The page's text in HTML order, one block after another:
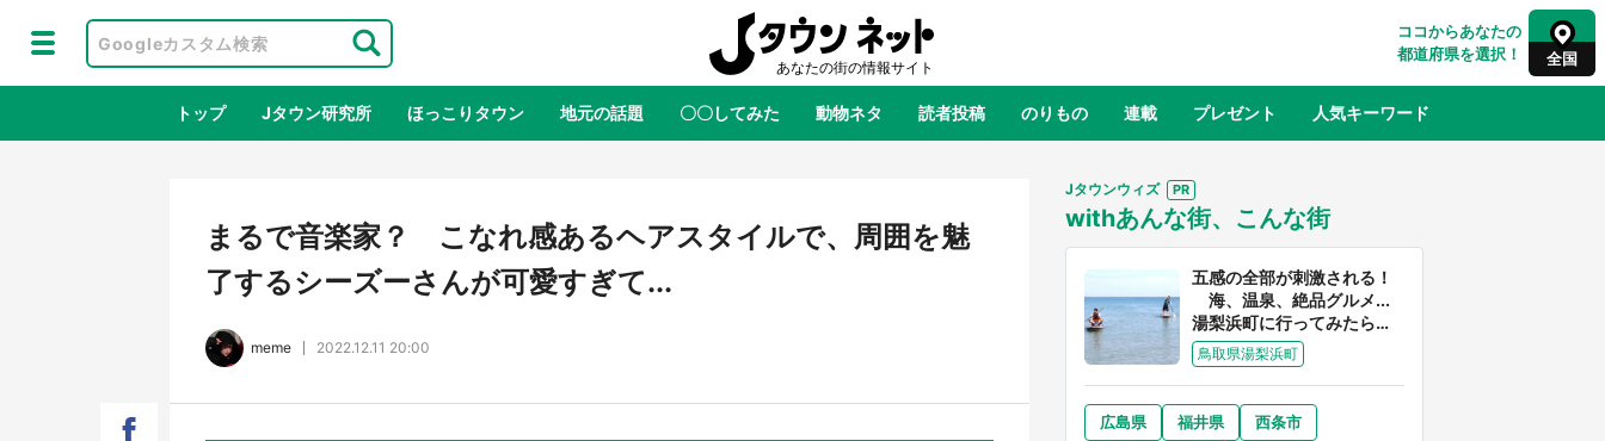
ココからあなたの
都道府県を選択！
全国
全国 全国
東北 青森 岩手 宮城 山形 福島
千葉 東京 神奈川
奈良 和歌山
トップ Jタウン研究所 ほっこりタウン 地元の話題 〇〇してみた 動物ネタ 読者投稿 のりもの 連載 プレゼント 人気キーワード
地域×二次元 絶景 あの時はありがとう 物語がはじまる町へ ふるさと納税
まるで音楽家？ こなれ感あるヘアスタイルで、周囲を魅
了するシーズーさんが可愛すぎて...
meme 2022.12.11 20:00
Jタウンウィズ
withあんな街、こんな街
五感の全部が刺激される！
海、温泉、絶品グルメ...
湯梨浜町に行ってみたら、
魅力に溢れすぎてた件
鳥取県湯梨浜町
広島県 福井県
西条市